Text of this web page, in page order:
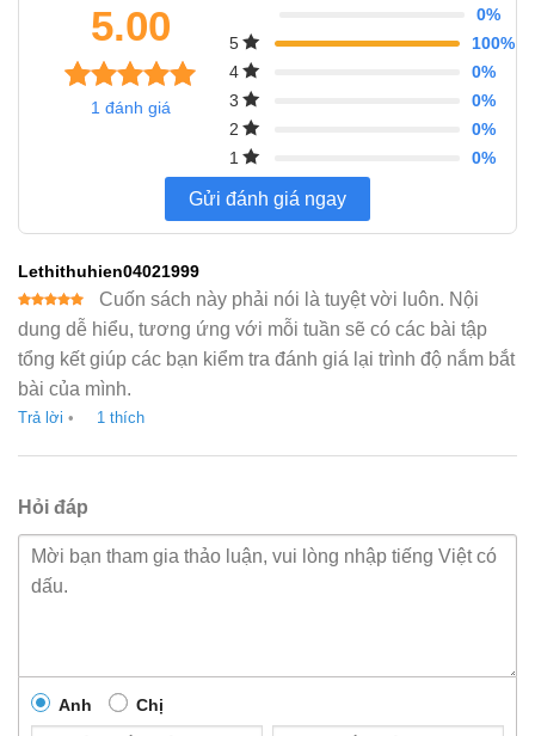
5.00
5.00trên 5
1 đánh giá
0%
5
100%
4
0%
3
0%
2
0%
1
0%
Gửi đánh giá ngay
Lethithuhien04021999
Được đánh
giá 5 sao
Cuốn sách này phải nói là tuyệt vời luôn. Nội
dung dễ hiểu, tương ứng với mỗi tuần sẽ có các bài tập
tổng kết giúp các bạn kiểm tra đánh giá lại trình độ nắm bắt
bài của mình.
Trả lời • 1 thích
Hỏi đáp
Anh Chị